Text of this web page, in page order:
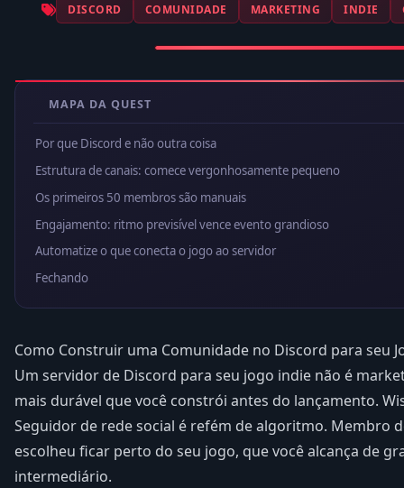
DISCORD COMUNIDADE MARKETING INDIE
MAPA DA QUEST
Por que Discord e não outra coisa
Estrutura de canais: comece vergonhosamente pequeno
Os primeiros 50 membros são manuais
Engajamento: ritmo previsível vence evento grandioso
Automatize o que conecta o jogo ao servidor
Fechando
Como Construir uma Comunidade no Discord para seu
Um servidor de Discord para seu jogo indie não é
mais durável que você constrói antes do lançamento.
Seguidor de rede social é refém de algoritmo. Membro
escolheu ficar perto do seu jogo, que você alcança de
intermediário.